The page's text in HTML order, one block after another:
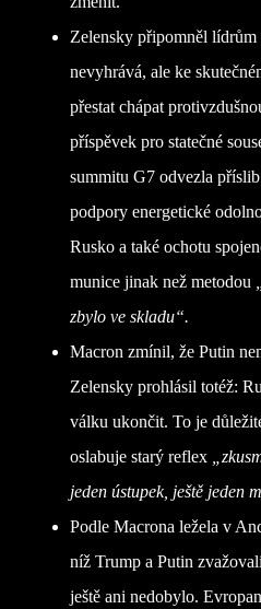
Zelensky připomněl lídrům
nevyhrává, ale ke
přestat chápat
příspěvek pro statečné
summitu G7 odvezla
podpory energetické
Rusko a také ochotu
munice jinak než metodou
zbylo ve skladu“.
Macron zmínil, že Putin
Zelensky prohlásil totéž:
válku ukončit. To je
oslabuje starý reflex
jeden ústupek, ještě jeden
Podle Macrona ležela v
níž Trump a Putin
ještě ani nedobylo.